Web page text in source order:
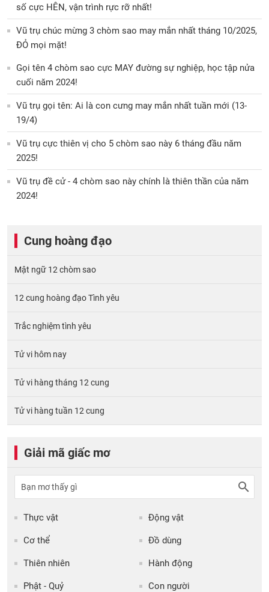
số cực HÊN, vận trình rực rỡ nhất!
Vũ trụ chúc mừng 3 chòm sao may mắn nhất tháng 10/2025,
ĐỎ mọi mặt!
Gọi tên 4 chòm sao cực MAY đường sự nghiệp, học tập nửa
cuối năm 2024!
Vũ trụ gọi tên: Ai là con cưng may mắn nhất tuần mới (13-
19/4)
Vũ trụ cực thiên vị cho 5 chòm sao này 6 tháng đầu năm
2025!
Vũ trụ đề cử - 4 chòm sao này chính là thiên thần của năm
2024!
Cung hoàng đạo
Mật ngữ 12 chòm sao
12 cung hoàng đạo Tình yêu
Trắc nghiệm tình yêu
Tử vi hôm nay
Tử vi hàng tháng 12 cung
Tử vi hàng tuần 12 cung
Giải mã giấc mơ
Thực vật Động vật
Cơ thể Đồ dùng
Thiên nhiên Hành động
Phật - Quỷ Con người